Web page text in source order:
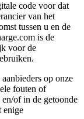
code voor dat
van het
tussen u en de
is de
voor de
op onze
fouten of
of in de getoonde
enige